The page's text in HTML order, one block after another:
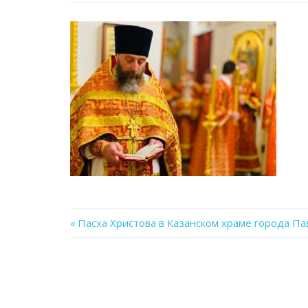
Previous
Пасха Христова в Казанском храме города